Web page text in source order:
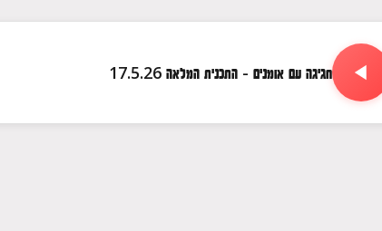
חגיגה עם אומנים - התכנית המלאה 17.5.26